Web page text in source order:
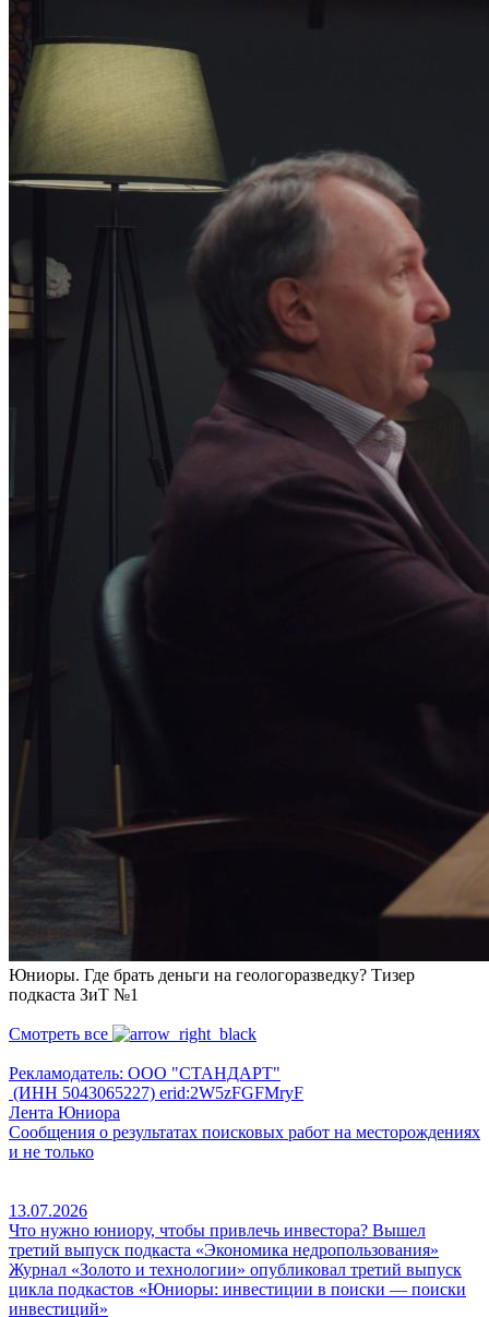
Юниоры. Где брать деньги на геологоразведку? Тизер
подкаста ЗиТ №1
Смотреть все
Рекламодатель: ООО "СТАНДАРТ"
(ИНН 5043065227) erid:2W5zFGFMryF
Лента Юниора
Сообщения о результатах поисковых работ на месторождениях
и не только
13.07.2026
Что нужно юниору, чтобы привлечь инвестора? Вышел
третий выпуск подкаста «Экономика недропользования»
Журнал «Золото и технологии» опубликовал третий выпуск
цикла подкастов «Юниоры: инвестиции в поиски — поиски
инвестиций»